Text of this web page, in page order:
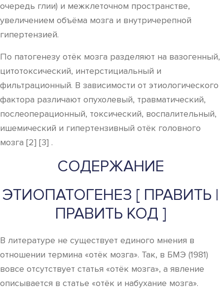
очередь глии) и межклеточном пространстве,
увеличением объёма мозга и внутричерепной
гипертензией.
По патогенезу отёк мозга разделяют на вазогенный,
цитотоксический, интерстициальный и
фильтрационный. В зависимости от этиологического
фактора различают опухолевый, травматический,
послеоперационный, токсический, воспалительный,
ишемический и гипертензивный отёк головного
мозга [2] [3] .
СОДЕРЖАНИЕ
ЭТИОПАТОГЕНЕЗ [ ПРАВИТЬ |
ПРАВИТЬ КОД ]
В литературе не существует единого мнения в
отношении термина «отёк мозга». Так, в БМЭ (1981)
вовсе отсутствует статья «отёк мозга», а явление
описывается в статье «отёк и набухание мозга».